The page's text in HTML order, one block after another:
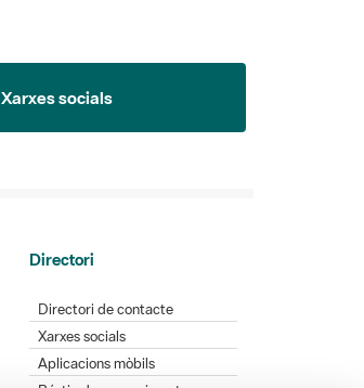
Xarxes socials
Directori
Directori de contacte
Xarxes socials
Aplicacions mòbils